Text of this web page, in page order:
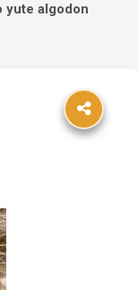
yute algodon